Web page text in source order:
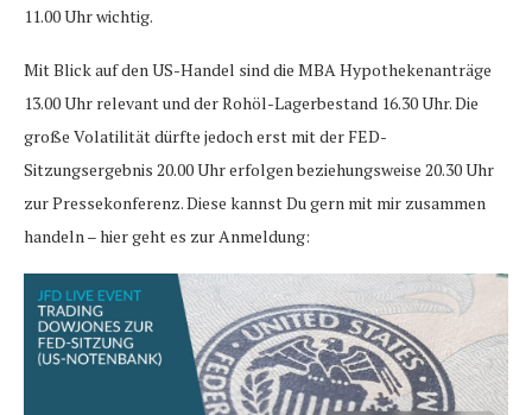
11.00 Uhr wichtig.
Mit Blick auf den US-Handel sind die MBA Hypothekenanträge
13.00 Uhr relevant und der Rohöl-Lagerbestand 16.30 Uhr. Die
große Volatilität dürfte jedoch erst mit der FED-
Sitzungsergebnis 20.00 Uhr erfolgen beziehungsweise 20.30 Uhr
zur Pressekonferenz. Diese kannst Du gern mit mir zusammen
handeln – hier geht es zur Anmeldung: